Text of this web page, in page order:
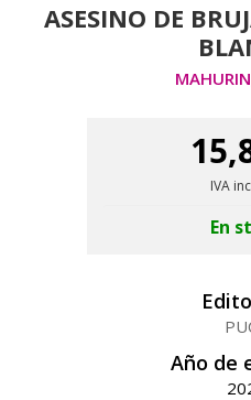
ASESINO DE
IVA
En
Año de